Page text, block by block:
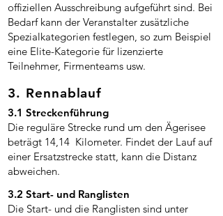
offiziellen Ausschreibung aufgeführt sind. Bei
Bedarf kann der Veranstalter zusätzliche
Spezialkategorien festlegen, so zum Beispiel
eine Elite-Kategorie für lizenzierte
Teilnehmer, Firmenteams usw.
3. Rennablauf
3.1 Streckenführung
Die reguläre Strecke rund um den Ägerisee
beträgt 14,14 Kilometer. Findet der Lauf auf
einer Ersatzstrecke statt, kann die Distanz
abweichen.
3.2 Start- und Ranglisten
Die Start- und die Ranglisten sind unter